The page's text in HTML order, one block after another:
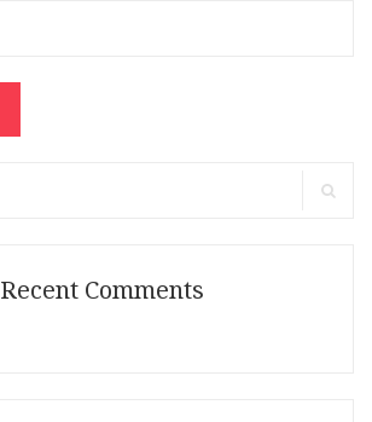
Recent Comments